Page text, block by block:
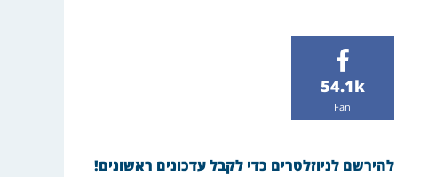
54.1k
Fan
להירשם לניוזלטרים כדי לקבל עדכונים ראשונים!